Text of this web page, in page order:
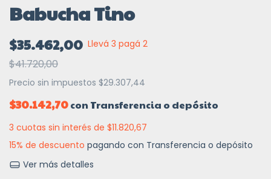
Babucha Tino
$35.462,00 Llevá 3 pagá 2
$41.720,00
Precio sin impuestos $29.307,44
$30.142,70con Transferencia o depósito
3 cuotas sin interés de $11.820,67
15% de descuento pagando con Transferencia o depósito
Ver más detalles